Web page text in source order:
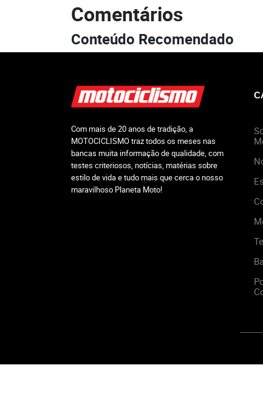
Comentários
Conteúdo Recomendado
Com mais de 20 anos de tradição, a
MOTOCICLISMO traz todos os meses nas
bancas muita informação de qualidade, com
testes criteriosos, notícias, matérias sobre
estilo de vida e tudo mais que cerca o nosso
maravilhoso Planeta Moto!